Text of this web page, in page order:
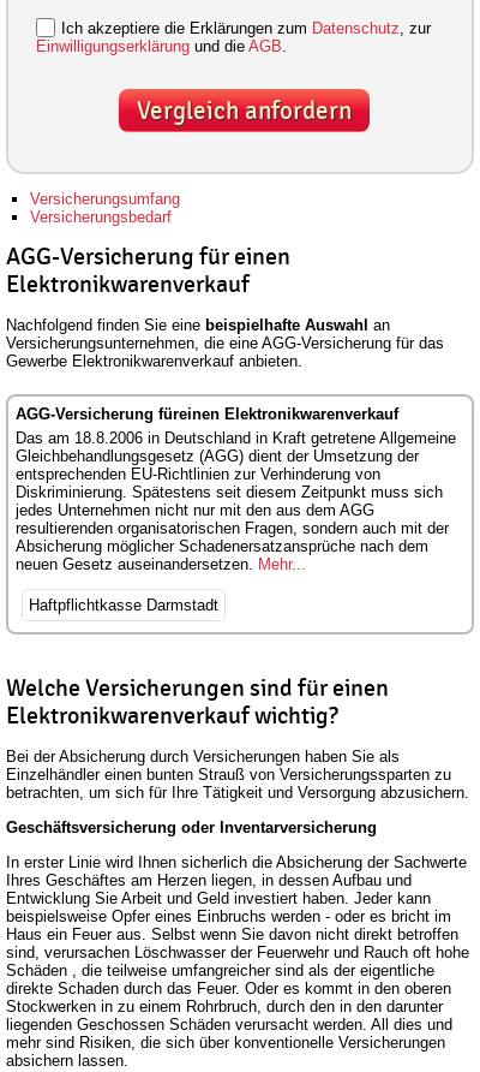
Ich akzeptiere die Erklärungen zum Datenschutz , zur
Einwilligungserklärung und die AGB.
Vergleich anfordern
Versicherungsumfang
Versicherungsbedarf
AGG-Versicherung für einen
Elektronikwarenverkauf
Nachfolgend finden Sie eine beispielhafte Auswahl an
Versicherungsunternehmen, die eine AGG-Versicherung für das
Gewerbe Elektronikwarenverkauf anbieten.
AGG-Versicherung füreinen Elektronikwarenverkauf
Das am 18.8.2006 in Deutschland in Kraft getretene Allgemeine
Gleichbehandlungsgesetz (AGG) dient der Umsetzung der
entsprechenden EU-Richtlinien zur Verhinderung von
Diskriminierung. Spätestens seit diesem Zeitpunkt muss sich
jedes Unternehmen nicht nur mit den aus dem AGG
resultierenden organisatorischen Fragen, sondern auch mit der
Absicherung möglicher Schadenersatzansprüche nach dem
neuen Gesetz auseinandersetzen. Mehr...
Haftpflichtkasse Darmstadt
Welche Versicherungen sind für einen
Elektronikwarenverkauf wichtig?
Bei der Absicherung durch Versicherungen haben Sie als
Einzelhändler einen bunten Strauß von Versicherungssparten zu
betrachten, um sich für Ihre Tätigkeit und Versorgung abzusichern.
Geschäftsversicherung oder Inventarversicherung
In erster Linie wird Ihnen sicherlich die Absicherung der Sachwerte
Ihres Geschäftes am Herzen liegen, in dessen Aufbau und
Entwicklung Sie Arbeit und Geld investiert haben. Jeder kann
beispielsweise Opfer eines Einbruchs werden - oder es bricht im
Haus ein Feuer aus. Selbst wenn Sie davon nicht direkt betroffen
sind, verursachen Löschwasser der Feuerwehr und Rauch oft hohe
Schäden , die teilweise umfangreicher sind als der eigentliche
direkte Schaden durch das Feuer. Oder es kommt in den oberen
Stockwerken in zu einem Rohrbruch, durch den in den darunter
liegenden Geschossen Schäden verursacht werden. All dies und
mehr sind Risiken, die sich über konventionelle Versicherungen
absichern lassen.